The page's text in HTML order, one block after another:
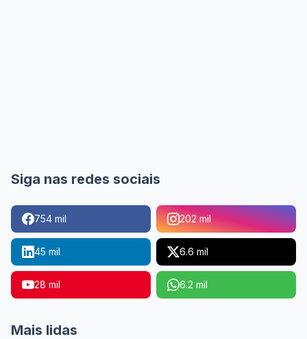
Siga nas redes sociais
754 mil 202 mil
45 mil 6.6 mil
28 mil 6.2 mil
Mais lidas